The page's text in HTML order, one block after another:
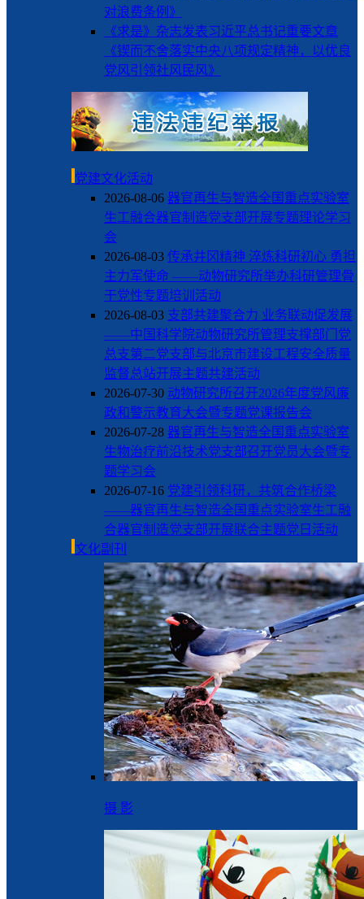
对浪费条例》
《求是》杂志发表习近平总书记重要文章
《锲而不舍落实中央八项规定精神，以优良
党风引领社风民风》
党建文化活动
2026-08-06 器官再生与智造全国重点实验室
生工融合器官制造党支部开展专题理论学习
会
2026-08-03 传承井冈精神 淬炼科研初心 勇担
主力军使命 ——动物研究所举办科研管理骨
干党性专题培训活动
2026-08-03 支部共建聚合力 业务联动促发展
——中国科学院动物研究所管理支撑部门党
总支第二党支部与北京市建设工程安全质量
监督总站开展主题共建活动
2026-07-30 动物研究所召开2026年度党风廉
政和警示教育大会暨专题党课报告会
2026-07-28 器官再生与智造全国重点实验室
生物治疗前沿技术党支部召开党员大会暨专
题学习会
2026-07-16 党建引领科研，共筑合作桥梁
——器官再生与智造全国重点实验室生工融
合器官制造党支部开展联合主题党日活动
文化副刊
摄 影